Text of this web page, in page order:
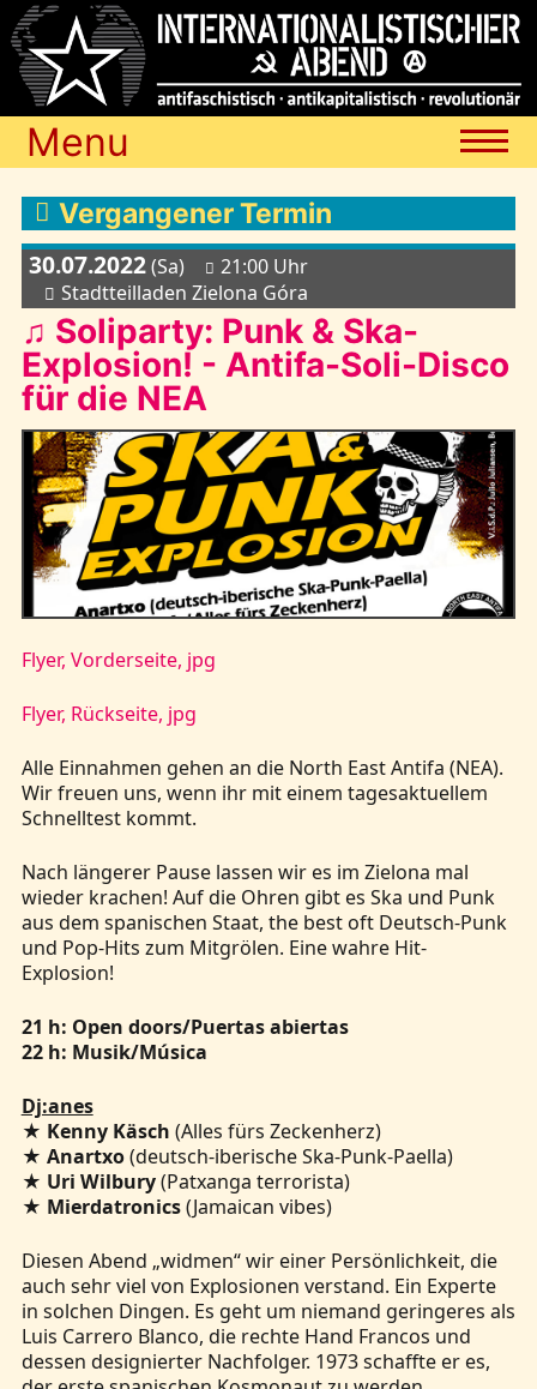
Menu
Termine
Blog
Media
Archiv
Links
Kontakt
Vergangener Termin
30.07.2022(Sa)
21:00 Uhr
Stadtteilladen Zielona Góra
♫ Soliparty: Punk & Ska-
Explosion! - Antifa-Soli-Disco
für die NEA
Flyer, Vorderseite, jpg
Flyer, Rückseite, jpg
Alle Einnahmen gehen an die North East Antifa (NEA).
Wir freuen uns, wenn ihr mit einem tagesaktuellem
Schnelltest kommt.
Nach längerer Pause lassen wir es im Zielona mal
wieder krachen! Auf die Ohren gibt es Ska und Punk
aus dem spanischen Staat, the best oft Deutsch-Punk
und Pop-Hits zum Mitgrölen. Eine wahre Hit-
Explosion!
21 h: Open doors/Puertas abiertas
22 h: Musik/Música
Dj:anes
★ Kenny Käsch (Alles fürs Zeckenherz)
★ Anartxo(deutsch-iberische Ska-Punk-Paella)
★ Uri Wilbury(Patxanga terrorista)
★ Mierdatronics(Jamaican vibes)
Diesen Abend „widmen“ wir einer Persönlichkeit, die
auch sehr viel von Explosionen verstand. Ein Experte
in solchen Dingen. Es geht um niemand geringeres als
Luis Carrero Blanco, die rechte Hand Francos und
dessen designierter Nachfolger. 1973 schaffte er es,